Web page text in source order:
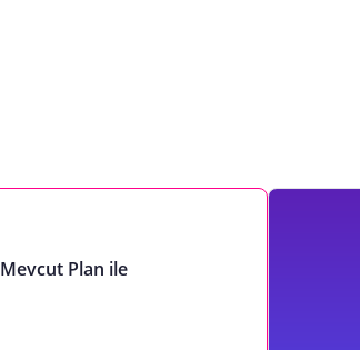
Mevcut Plan ile